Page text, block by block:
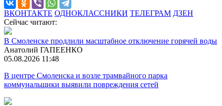
ВКОНТАКТЕ ОДНОКЛАССНИКИ ТЕЛЕГРАМ ДЗЕН
Сейчас читают:
В Смоленске продлили масштабное отключение горячей воды
Анатолий ГАПЕЕНКО
05.08.2026 11:48
В центре Смоленска и возле трамвайного парка
коммунальщики выявили повреждения сетей